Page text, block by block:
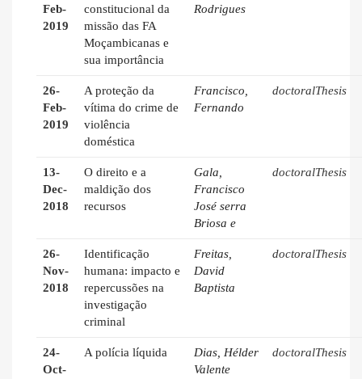
Feb-
2019
constitucional da
missão das FA
Moçambicanas e
sua importância
Rodrigues
26-
Feb-
2019
A proteção da
vítima do crime de
violência
doméstica
Francisco,
Fernando
doctoralThesis
13-
Dec-
2018
O direito e a
maldição dos
recursos
Gala,
Francisco
José serra
Briosa e
doctoralThesis
26-
Nov-
2018
Identificação
humana: impacto e
repercussões na
investigação
criminal
Freitas,
David
Baptista
doctoralThesis
24-
Oct-
A polícia líquida
Dias, Hélder
Valente
doctoralThesis